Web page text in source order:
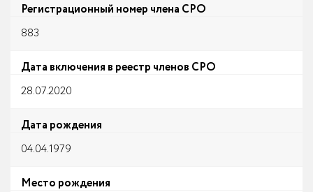
Регистрационный номер члена СРО
883
Дата включения в реестр членов СРО
28.07.2020
Дата рождения
04.04.1979
Место рождения